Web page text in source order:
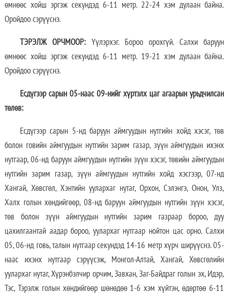
өмнөөс хойш эргэж секундэд 6-11 метр. 22-24 хэм дулаан байна.
Оройдоо сэрүүснэ.
ТЭРЭЛЖ ОРЧМООР:Үүлэрхэг. Бороо орохгүй. Салхи баруун
өмнөөс хойш эргэж секундэд 6-11 метр. 19-21 хэм дулаан байна.
Оройдоо сэрүүснэ.
Есдүгээр сарын 05-наас 09-нийг хүртэлх цаг агаарын урьдчилсан
төлөв:
Есдүгээр сарын 5-нд баруун аймгуудын нутгийн хойд хэсэг, төв
болон говийн аймгуудын нутгийн зарим газар, зүүн аймгуудын ихэнх
нутгаар, 06-нд баруун аймгуудын нутгийн зүүн хэсэг, төвийн аймгуудын
нутгийн зарим газар, зүүн аймгуудын нутгийн хойд хэсгээр, 07-нд
Хангай, Хөвсгөл, Хэнтийн уулархаг нутаг, Орхон, Сэлэнгэ, Онон, Улз,
Халх голын хөндийгөөр, 08-нд баруун аймгуудын нутгийн зүүн хэсэг,
төв болон зүүн аймгуудын нутгийн зарим газраар бороо, дуу
цахилгаантай аадар бороо, уулархаг нутгаар нойтон цас орно. Салхи
05, 06-нд говь, талын нутгаар секундэд 14-16 метр хүрч ширүүснэ. 05-
наас ихэнх нутгаар сэрүүсэж, Монгол-Алтай, Хангай, Хөвсгөлийн
уулархаг нутаг, Хүрэнбэлчир орчим, Завхан, Заг-Байдраг голын эх, Идэр,
Тэс, Тэрэлж голын хөндийгөөр шөнөдөө 1-6 хэм хүйтэн, өдөртөө 6-11